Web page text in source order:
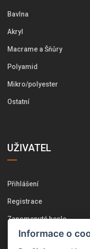
Bavlna
Akryl
Macrame a Šňůry
Polyamid
Mikro/polyester
Ostatní
UŽIVATEL
Přihlášení
Registrace
Zapomenuté heslo
Změna osobních údajů
Informace o